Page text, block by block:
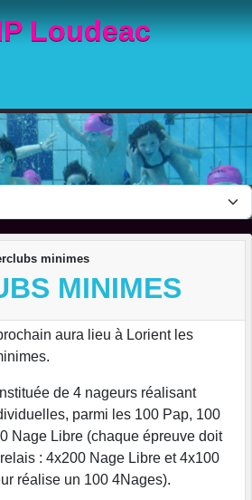
Loudeac
minimes
MINIMES
aura lieu à Lorient les
de 4 nageurs réalisant
parmi les 100 Pap, 100
Nage Libre (chaque épreuve doit
: 4x200 Nage Libre et 4x100
réalise un 100 4Nages).